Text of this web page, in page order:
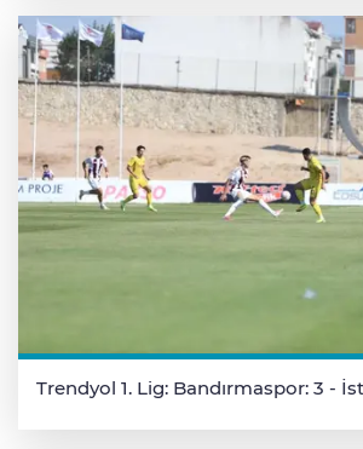
Trendyol 1. Lig: Bandırmaspor: 3 -